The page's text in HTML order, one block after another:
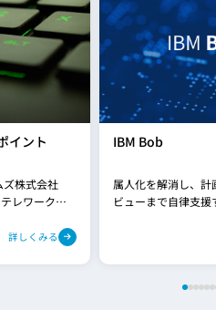
イント
ズ株式会社
レワーク環
です。本
詳しくみる
IBM Bob
属人化を解消し、計
ビューまで自律支援